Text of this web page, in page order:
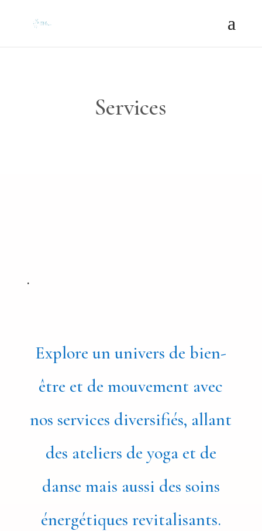
Services
.
Explore un univers de bien-
être et de mouvement avec
nos services diversifiés, allant
des ateliers de yoga et de
danse mais aussi des soins
énergétiques revitalisants.